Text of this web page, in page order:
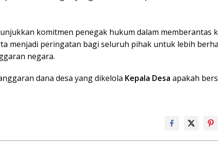
komitmen penegak hukum dalam memberantas
menjadi peringatan bagi seluruh pihak untuk lebih
negara.
dana desa yang dikelola Kepala Desa apakah